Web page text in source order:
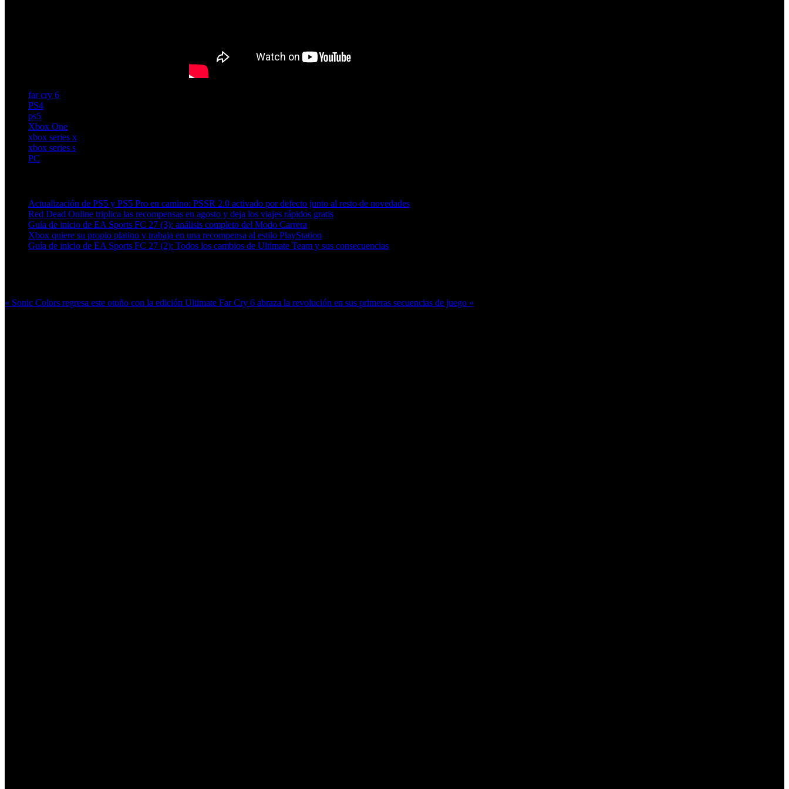
far cry 6
PS4
ps5
Xbox One
xbox series x
xbox series s
PC
Actualización de PS5 y PS5 Pro en camino: PSSR 2.0 activado por defecto junto al resto de novedades
Red Dead Online triplica las recompensas en agosto y deja los viajes rápidos gratis
Guía de inicio de EA Sports FC 27 (3): análisis completo del Modo Carrera
Xbox quiere su propio platino y trabaja en una recompensa al estilo PlayStation
Guía de inicio de EA Sports FC 27 (2): Todos los cambios de Ultimate Team y sus consecuencias
« Sonic Colors regresa este otoño con la edición Ultimate Far Cry 6 abraza la revolución en sus primeras secuencias de juego »